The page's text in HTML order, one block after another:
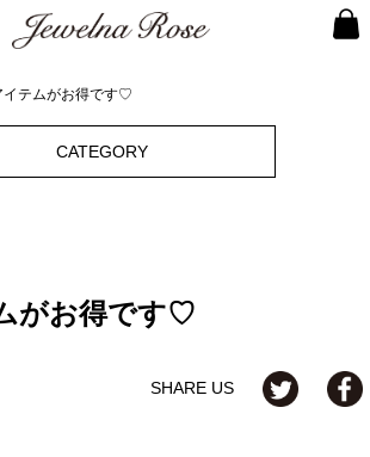
イテムがお得です♡
CATEGORY
がお得です♡
SHARE US